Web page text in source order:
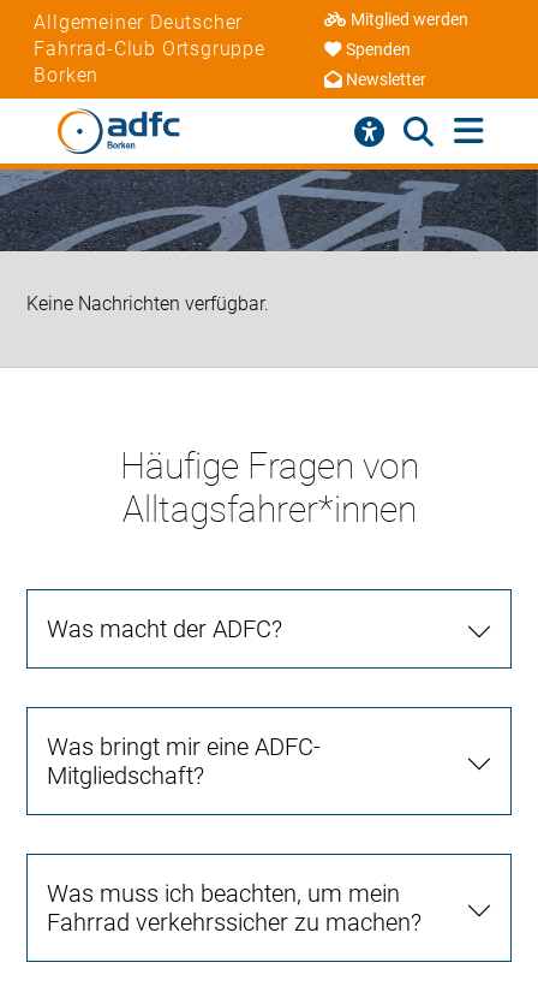
Allgemeiner Deutscher
Fahrrad-Club Ortsgruppe
Borken
Mitglied werden
Spenden
Newsletter
Keine Nachrichten verfügbar.
Häufige Fragen von
Alltagsfahrer*innen
Was macht der ADFC?
Was bringt mir eine ADFC-
Mitgliedschaft?
Was muss ich beachten, um mein
Fahrrad verkehrssicher zu machen?